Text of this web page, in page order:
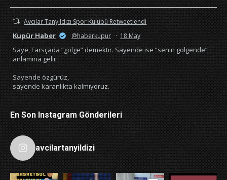
Avcılar Tanyıldızı Spor Kulübü Retweetlendi
Kupür Haber @haberkupur · 18 May
Saye, Farsçada “gölge” demektir. Sayende ise “senin gölgende”
anlamına gelir.
Sayende özgürüz,
sayende karanlıkta kalmıyoruz.
Sayende okuyoruz,
sayende söz hakkımız var.
Her şey senin sayende🇹🇷
4541 22216 X
Avcılar Tanyıldızı Spor Kulübü @avctanyildizi · 27 Ara
Basketbol Çalışmalarımız devam ediyor. Sizide bekleriz
En Son Instagram Gönderileri
avcilartanyildizi